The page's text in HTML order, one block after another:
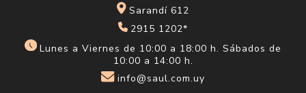
Sarandí 612
2915 1202*
Lunes a Viernes de 10:00 a 18:00 h. Sábados de
10:00 a 14:00 h.
info@saul.com.uy